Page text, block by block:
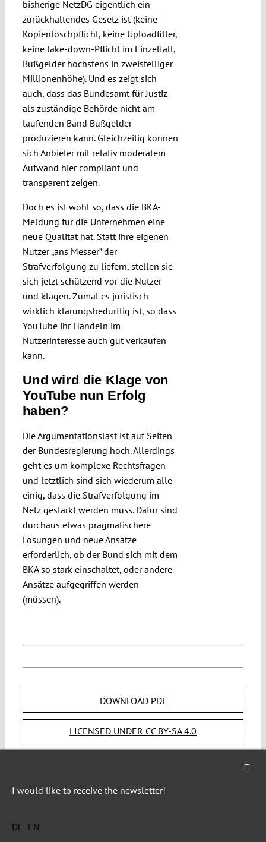
bisherige NetzDG eigentlich ein
zurückhaltendes Gesetz ist (keine
Kopienlöschpflicht, keine Uploadfilter,
keine take-down-Pflicht im Einzelfall,
Bußgelder höchstens in zweistelliger
Millionenhöhe). Und es zeigt sich
auch, dass das Bundesamt für Justiz
als zuständige Behörde nicht am
laufenden Band Bußgelder
produzieren kann. Gleichzeitig können
sich Anbieter mit relativ moderatem
Aufwand hier compliant und
transparent zeigen.
Doch es ist wohl so, dass die BKA-
Meldung für die Unternehmen eine
neue Qualität hat. Statt ihre eigenen
Nutzer „ans Messer” der
Strafverfolgung zu liefern, stellen sie
sich jetzt schützend vor die Nutzer
und klagen. Zumal es juristisch
wirklich klärungsbedürftig ist, so dass
YouTube ihr Handeln im
Nutzerinteresse auch gut verkaufen
kann.
Und wird die Klage von
YouTube nun Erfolg
haben?
Die Argumentationslast ist auf Seiten
der Bundesregierung hoch. Allerdings
geht es um komplexe Rechtsfragen
und letztlich sind sich wiederum alle
einig, dass die Strafverfolgung im
Netz gestärkt werden muss. Dafür sind
durchaus etwas pragmatischere
Lösungen und neue Ansätze
erforderlich, ob der Bund sich mit dem
BKA so stark einschaltet, oder andere
Ansätze aufgegriffen werden
(müssen).
DOWNLOAD PDF
LICENSED UNDER CC BY-SA 4.0
vs. das NetzDG, VerfBlog,
I would like to receive the newsletter!
DE EN